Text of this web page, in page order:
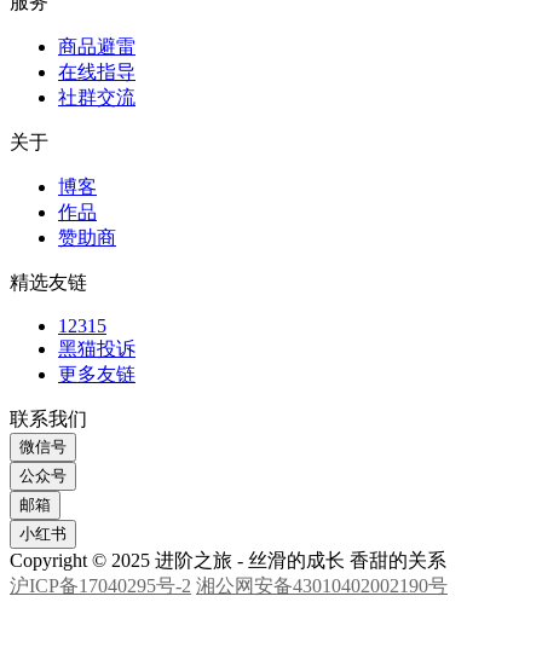
商品避雷
博客
作品
精选友链
12315
黑猫投诉
更多友链
联系我们
微信号
公众号
邮箱
小红书